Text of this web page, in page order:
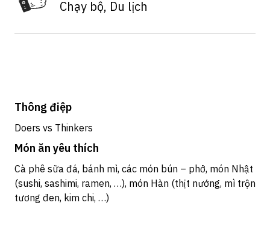
Chạy bộ, Du lịch
Thông điệp
Doers vs Thinkers
Món ăn yêu thích
Cà phê sữa đá, bánh mì, các món bún – phở, món Nhật
(sushi, sashimi, ramen, …), món Hàn (thịt nướng, mì trộn
tương đen, kim chi, …)